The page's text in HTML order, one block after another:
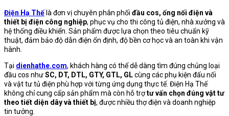
Điện Hạ Thế là đơn vị chuyên phân phối đầu cos, ống nối điện và
thiết bị điện công nghiệp, phục vụ cho thi công tủ điện, nhà xưởng và
hệ thống điều khiển. Sản phẩm được lựa chọn theo tiêu chuẩn kỹ
thuật, đảm bảo độ dẫn điện ổn định, độ bền cơ học và an toàn khi vận
hành.
Tại dienhathe.com, khách hàng có thể dễ dàng tìm đúng chủng loại
đầu cos nhưSC, DT, DTL, GTY, GTL, GLcùng các phụ kiện đấu nối
và vật tư tủ điện phù hợp với từng ứng dụng thực tế. Điện Hạ Thế
không chỉ cung cấp sản phẩm mà còn hỗ trợtư vấn chọn đúng vật tư
theo tiết diện dây và thiết bị, được nhiều thợ điện và doanh nghiệp
tin tưởng.